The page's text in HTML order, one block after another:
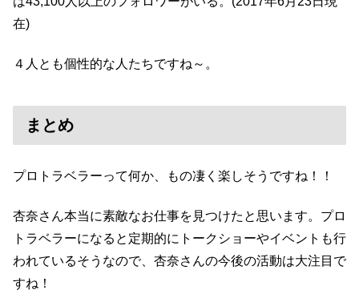
在)
４人とも個性的な人たちですね～。
まとめ
プロトラベラーって何か、もの凄く楽しそうですね！！
杏奈さん本当に素敵なお仕事を見つけたと思います。プロ
トラベラーになると定期的にトークショーやイベントも行
われているそうなので、杏奈さんの今後の活動は大注目で
すね！